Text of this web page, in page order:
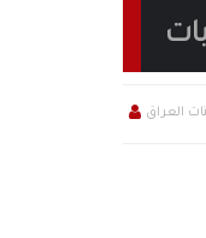
 العراق